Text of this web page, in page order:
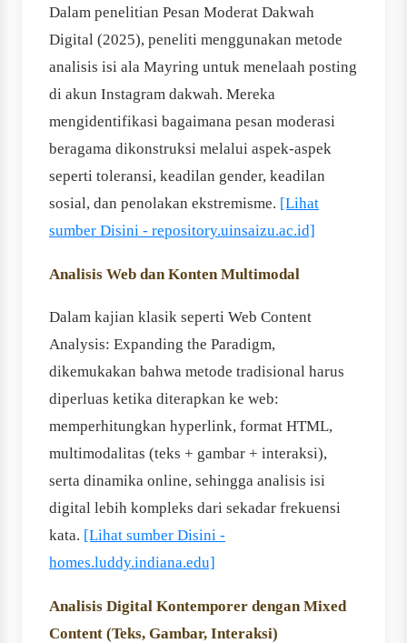
Dalam penelitian Pesan Moderat Dakwah
Digital (2025), peneliti menggunakan metode
analisis isi ala Mayring untuk menelaah posting
di akun Instagram dakwah. Mereka
mengidentifikasi bagaimana pesan moderasi
beragama dikonstruksi melalui aspek-aspek
seperti toleransi, keadilan gender, keadilan
sosial, dan penolakan ekstremisme. [Lihat
sumber Disini - repository.uinsaizu.ac.id]
Analisis Web dan Konten Multimodal
Dalam kajian klasik seperti Web Content
Analysis: Expanding the Paradigm,
dikemukakan bahwa metode tradisional harus
diperluas ketika diterapkan ke web:
memperhitungkan hyperlink, format HTML,
multimodalitas (teks + gambar + interaksi),
serta dinamika online, sehingga analisis isi
digital lebih kompleks dari sekadar frekuensi
kata. [Lihat sumber Disini -
homes.luddy.indiana.edu]
Analisis Digital Kontemporer dengan Mixed
Content (Teks, Gambar, Interaksi)